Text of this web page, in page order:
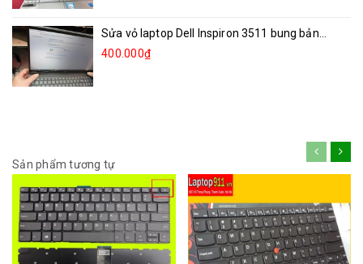
Sửa vỏ laptop Dell Inspiron 3511 bung bản...
400.000₫
Sản phẩm tương tự